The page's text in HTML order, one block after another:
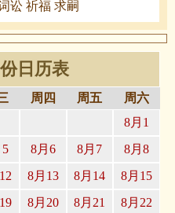
讼 祈福 求嗣
日历表
周四 周五
周六
8月1
8月6 8月7
8月8
8月13 8月14
8月15
8月20 8月21
8月22